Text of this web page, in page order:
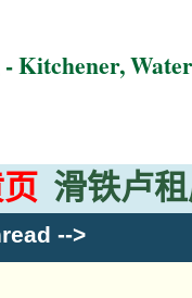
Kitchener,
滑铁卢
-->